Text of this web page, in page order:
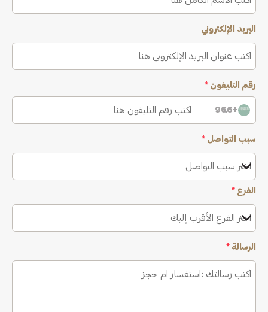
البريد الإلكتروني
رقم التليفون *
+966
سبب التواصل *
اختر سبب التواصل
الفرع *
اختر الفرع الأقرب إليك
الرسالة *